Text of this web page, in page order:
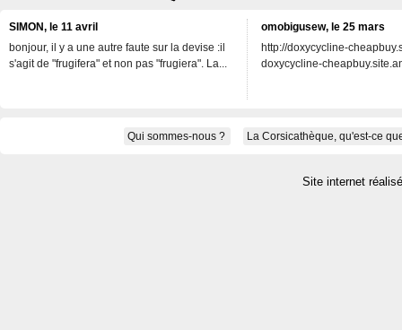
SIMON, le 11 avril
bonjour, il y a une autre faute sur la devise :il
s'agit de "frugifera" et non pas "frugiera". La...
omobigusew, le 25 mars
http://doxycycline-
doxycycline-
Qui sommes-nous ? La Corsicathèque, qu'est-ce
Site internet